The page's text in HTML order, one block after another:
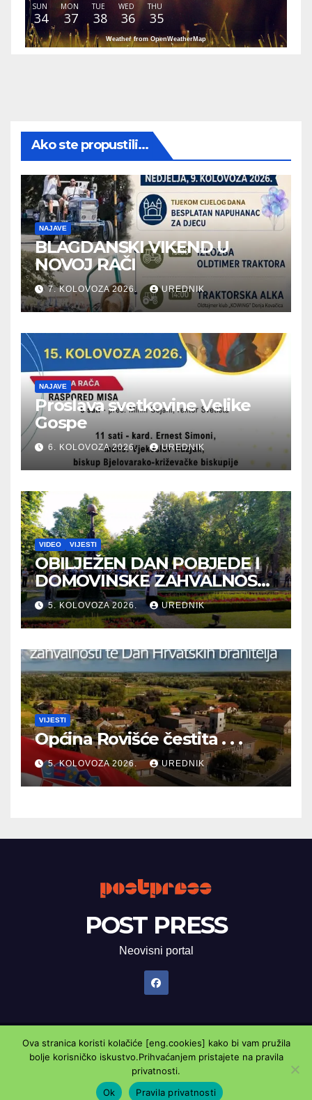
SUN
34
MON
37
TUE
38
WED
36
THU
35
Weather from OpenWeatherMap
Ako ste propustili...
NAJAVE
BLAGDANSKI VIKEND U
NOVOJ RAČI
7. KOLOVOZA 2026. UREDNIK
NAJAVE
Proslava svetkovine Velike
Gospe
6. KOLOVOZA 2026. UREDNIK
VIDEO VIJESTI
OBILJEŽEN DAN POBJEDE I
DOMOVINSKE ZAHVALNOSTI
TE DAN HRVATSKIH
BRANITELJA
5. KOLOVOZA 2026. UREDNIK
VIJESTI
Općina Rovišće čestita . . .
5. KOLOVOZA 2026. UREDNIK
POST PRESS
Neovisni portal
Proudly powered by WordPress| Theme: Newsup byThemeansar.
Marketing oglasnik Kontaktirajte nasPravila privatnosti
Ova stranica koristi kolačiće [eng.cookies] kako bi vam pružila
bolje korisničko iskustvo.Prihvaćanjem pristajete na pravila
privatnosti.
Ok
Pravila privatnosti